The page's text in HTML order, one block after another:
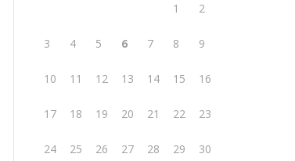
1 2
3 4 5 6 7 8 9
10 11 12 13 14 15 16
17 18 19 20 21 22 23
24 25 26 27 28 29 30